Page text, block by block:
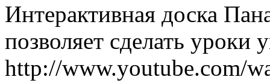
Интерактивная доска
позволяет сделать уроки
http://www.youtube.com/